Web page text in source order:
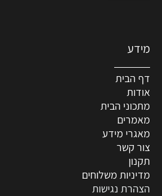
מידע
דף הבית
אודות
מתכוני הבית
מאמרים
מאגרי מידע
צור קשר
תקנון
מדיניות משלוחים
הצהרת נגישות